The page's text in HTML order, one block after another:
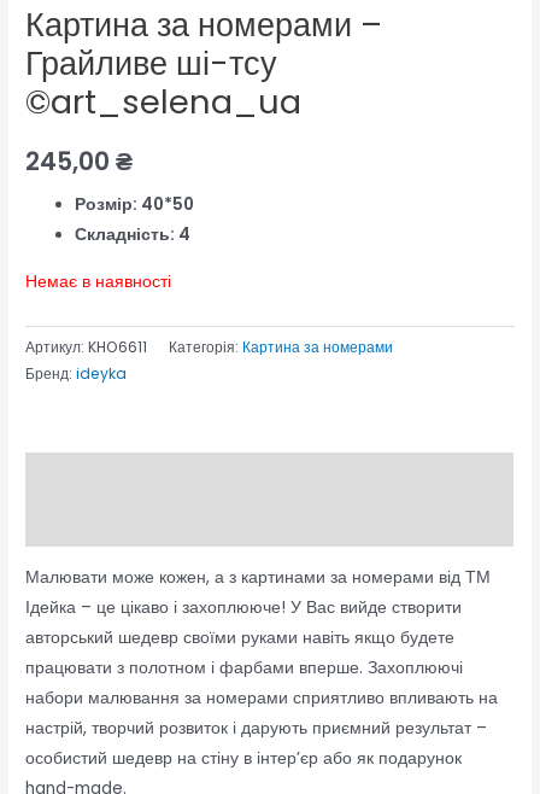
Картина за номерами –
Грайливе ші-тсу
©art_selena_ua
245,00₴
Розмір: 40*50
Складність: 4
Немає в наявності
Артикул:KHO6611 Категорія: Картина за номерами
Бренд:ideyka
Малювати може кожен, а з картинами за номерами від ТМ
Ідейка – це цікаво і захоплююче! У Вас вийде створити
авторський шедевр своїми руками навіть якщо будете
працювати з полотном і фарбами вперше. Захоплюючі
набори малювання за номерами сприятливо впливають на
настрій, творчий розвиток і дарують приємний результат –
особистий шедевр на стіну в інтер’єр або як подарунок
hand-made.